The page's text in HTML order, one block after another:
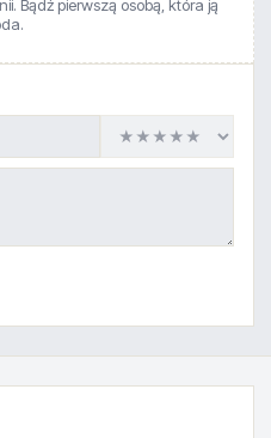
Bądź pierwszą osobą, która ją